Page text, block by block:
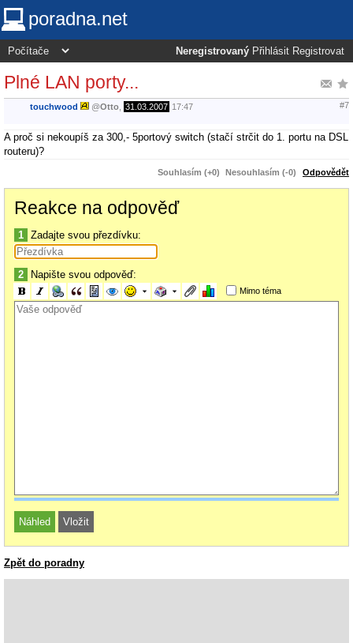
poradna.net
Neregistrovaný Přihlásit Registrovat
Plné LAN porty...
touchwood @Otto 31.03.2007 17:47 #7
A proč si nekoupíš za 300,- 5portový switch (stačí strčit do 1. portu na DSL
routeru)?
Souhlasím (+0) Nesouhlasím (-0) Odpovědět
Reakce na odpověď
1 Zadajte svou přezdívku:
2 Napište svou odpověď:
Mimo téma
Zpět do poradny